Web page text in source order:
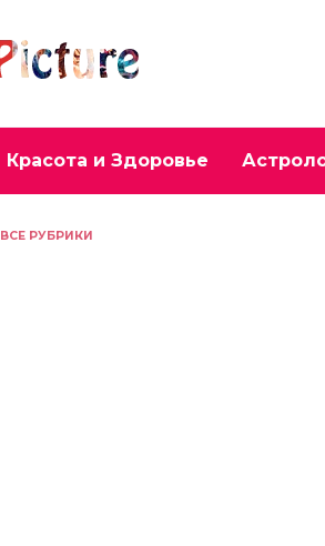
Красота и Здоровье
ВСЕ РУБРИКИ